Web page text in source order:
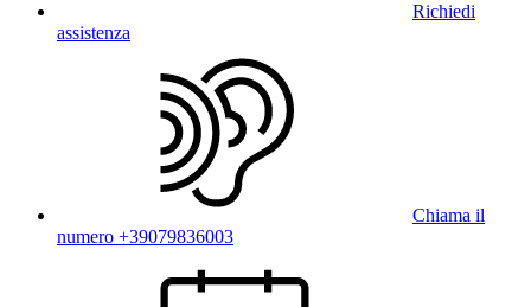
Richiedi
assistenza
Chiama il
numero +39079836003